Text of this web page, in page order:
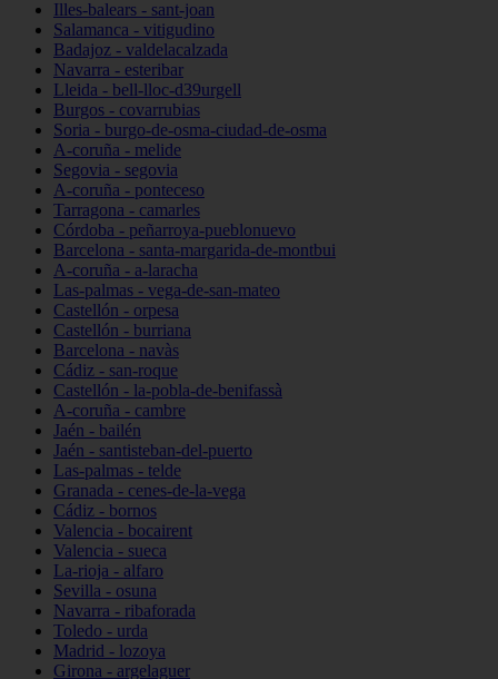
Illes-balears - sant-joan
Salamanca - vitigudino
Badajoz - valdelacalzada
Navarra - esteribar
Lleida - bell-lloc-d39urgell
Burgos - covarrubias
Soria - burgo-de-osma-ciudad-de-osma
A-coruña - melide
Segovia - segovia
A-coruña - ponteceso
Tarragona - camarles
Córdoba - peñarroya-pueblonuevo
Barcelona - santa-margarida-de-montbui
A-coruña - a-laracha
Las-palmas - vega-de-san-mateo
Castellón - orpesa
Castellón - burriana
Barcelona - navàs
Cádiz - san-roque
Castellón - la-pobla-de-benifassà
A-coruña - cambre
Jaén - bailén
Jaén - santisteban-del-puerto
Las-palmas - telde
Granada - cenes-de-la-vega
Cádiz - bornos
Valencia - bocairent
Valencia - sueca
La-rioja - alfaro
Sevilla - osuna
Navarra - ribaforada
Toledo - urda
Madrid - lozoya
Girona - argelaguer